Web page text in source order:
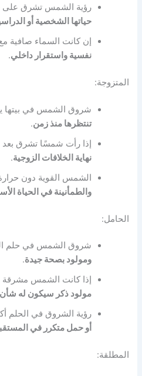
رؤية الشمس تشرق على
حياتها الشخصية أو
إن كانت السماء صافية
نفسية واستقرار داخلي.
المتزوجة:
شروق الشمس في بيتها
تنتظرها منذ زمن.
إذا رأت شمسًا تشرق بعد
نهاية الخلافات الزوجية.
الشمس القوية دون
والطمأنينة في الحياة
الحامل:
شروق الشمس في حلم
ومولود بصحة جيدة.
إذا كانت الشمس
مولود ذكر سيكون له
رؤية الشروق في الحلم
أو حمل متكرر في
المطلقة: